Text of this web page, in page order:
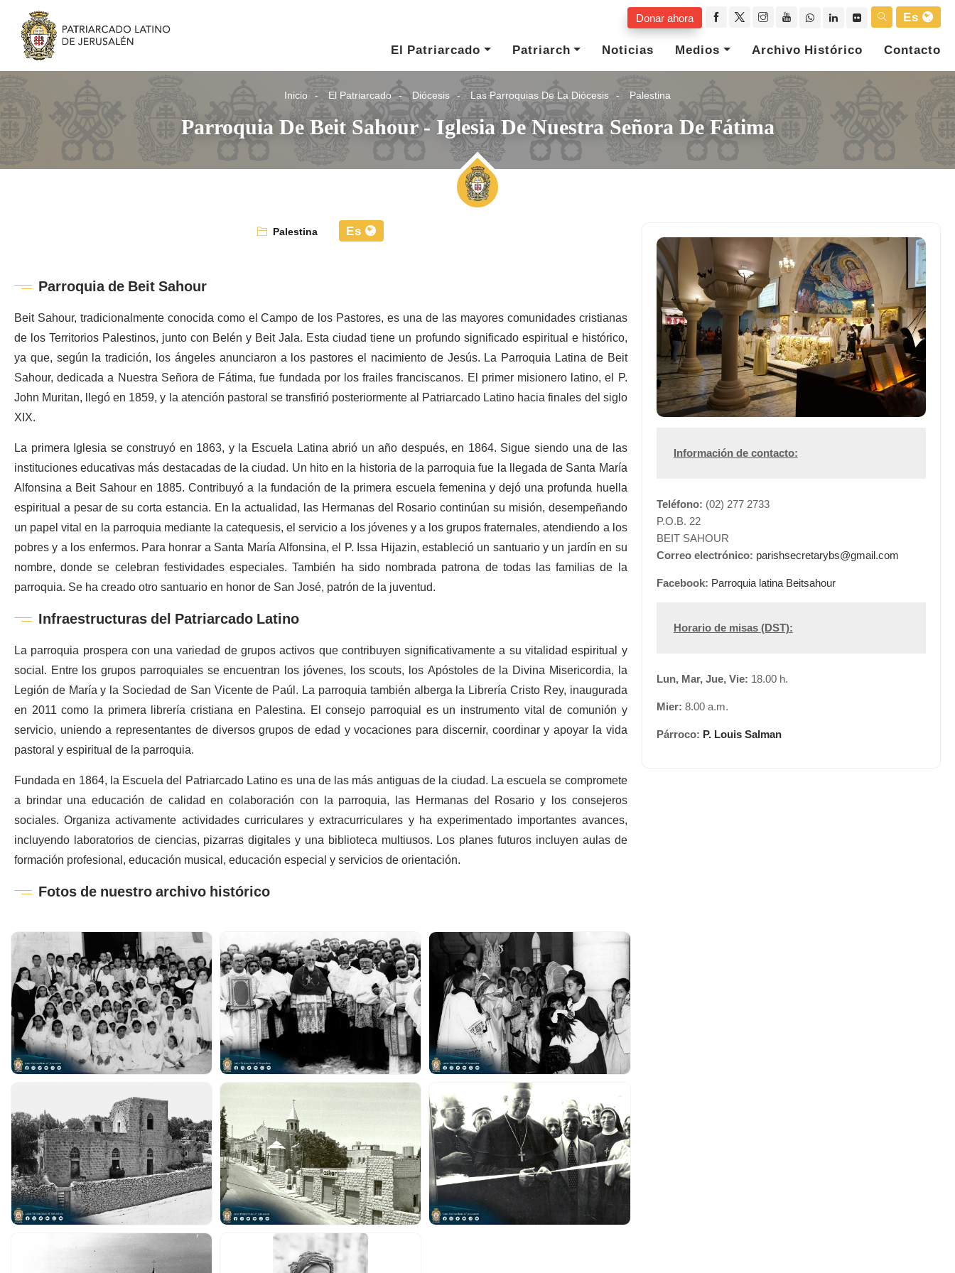
Donar ahora
Es
El Patriarcado
Patriarch Noticias Medios Archivo Histórico Contacto
Inicio El Patriarcado Diócesis Las Parroquias De La Diócesis Palestina
Parroquia De Beit Sahour - Iglesia De Nuestra Señora De Fátima
Palestina Es
Parroquia de Beit Sahour
Beit Sahour, tradicionalmente conocida como el Campo de los Pastores, es una de las mayores comunidades cristianas
de los Territorios Palestinos, junto con Belén y Beit Jala. Esta ciudad tiene un profundo significado espiritual e histórico,
ya que, según la tradición, los ángeles anunciaron a los pastores el nacimiento de Jesús. La Parroquia Latina de Beit
Sahour, dedicada a Nuestra Señora de Fátima, fue fundada por los frailes franciscanos. El primer misionero latino, el P.
John Muritan, llegó en 1859, y la atención pastoral se transfirió posteriormente al Patriarcado Latino hacia finales del siglo
XIX.
La primera Iglesia se construyó en 1863, y la Escuela Latina abrió un año después, en 1864. Sigue siendo una de las
instituciones educativas más destacadas de la ciudad. Un hito en la historia de la parroquia fue la llegada de Santa María
Alfonsina a Beit Sahour en 1885. Contribuyó a la fundación de la primera escuela femenina y dejó una profunda huella
espiritual a pesar de su corta estancia. En la actualidad, las Hermanas del Rosario continúan su misión, desempeñando
un papel vital en la parroquia mediante la catequesis, el servicio a los jóvenes y a los grupos fraternales, atendiendo a los
pobres y a los enfermos. Para honrar a Santa María Alfonsina, el P. Issa Hijazin, estableció un santuario y un jardín en su
nombre, donde se celebran festividades especiales. También ha sido nombrada patrona de todas las familias de la
parroquia. Se ha creado otro santuario en honor de San José, patrón de la juventud.
Infraestructuras del Patriarcado Latino
La parroquia prospera con una variedad de grupos activos que contribuyen significativamente a su vitalidad espiritual y
social. Entre los grupos parroquiales se encuentran los jóvenes, los scouts, los Apóstoles de la Divina Misericordia, la
Legión de María y la Sociedad de San Vicente de Paúl. La parroquia también alberga la Librería Cristo Rey, inaugurada
en 2011 como la primera librería cristiana en Palestina. El consejo parroquial es un instrumento vital de comunión y
servicio, uniendo a representantes de diversos grupos de edad y vocaciones para discernir, coordinar y apoyar la vida
pastoral y espiritual de la parroquia.
Fundada en 1864, la Escuela del Patriarcado Latino es una de las más antiguas de la ciudad. La escuela se compromete
a brindar una educación de calidad en colaboración con la parroquia, las Hermanas del Rosario y los consejeros
sociales. Organiza activamente actividades curriculares y extracurriculares y ha experimentado importantes avances,
incluyendo laboratorios de ciencias, pizarras digitales y una biblioteca multiusos. Los planes futuros incluyen aulas de
formación profesional, educación musical, educación especial y servicios de orientación.
Fotos de nuestro archivo histórico
Información de contacto:
Teléfono:(02) 277 2733
P.O.B. 22
BEIT SAHOUR
Correo electrónico:parishsecretarybs@gmail.com
Facebook:Parroquia latina Beitsahour
Horario de misas (DST):
Lun, Mar, Jue, Vie:18.00 h.
Mier:8.00 a.m.
Párroco:P. Louis Salman